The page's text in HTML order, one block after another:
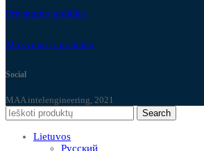
Privatumo politika
Mokymai ir praktika
Social
MAA intelengineering, 2021
Search
Lietuvos
Русский